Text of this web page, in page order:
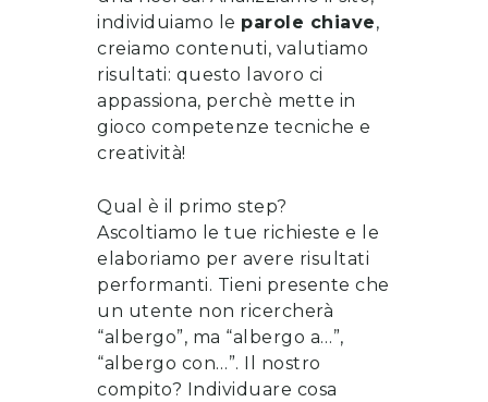
individuiamo le parole chiave,
creiamo contenuti, valutiamo
risultati: questo lavoro ci
appassiona, perchè mette in
gioco competenze tecniche e
creatività!
Qual è il primo step?
Ascoltiamo le tue richieste e le
elaboriamo per avere risultati
performanti. Tieni presente che
un utente non ricercherà
“albergo”, ma “albergo a…”,
“albergo con…”. Il nostro
compito? Individuare cosa